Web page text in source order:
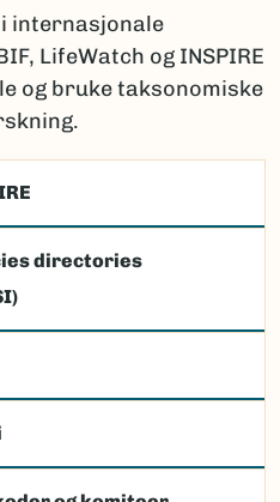
internasjonale
LifeWatch og INSPIRE
og bruke taksonomiske
directories